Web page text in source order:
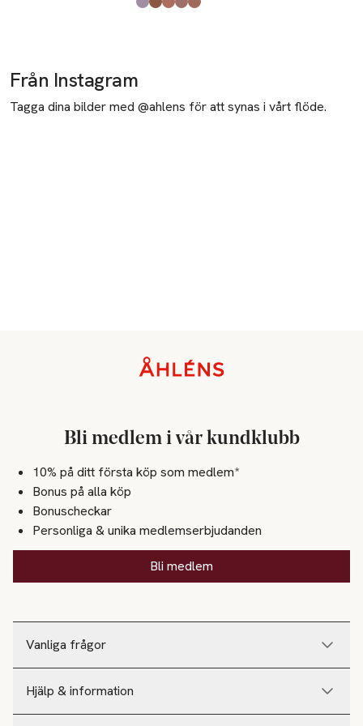
Palette
Produkten finns i färgerna:
38 Metallic Mauve
27 Evening Attire
30 Insolent Rose
31 Sous Le Sable
20 Disco Dust
Från Instagram
Tagga dina bilder med @ahlens för att synas i vårt flöde.
Vanliga frågor
Hjälp & information
Bli medlem i vår kundklubb
10% på ditt första köp som medlem*
Bonus på alla köp
Bonuscheckar
Personliga & unika medlemserbjudanden
Bli medlem